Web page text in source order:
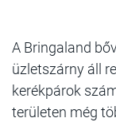
A Bringaland
üzletszárny áll
kerékpárok
területen még